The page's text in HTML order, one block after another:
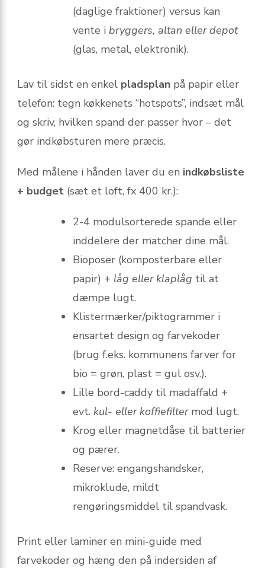
(daglige fraktioner) versus kan
vente i bryggers, altan eller depot
(glas, metal, elektronik).
Lav til sidst en enkel pladsplan på papir eller
telefon: tegn køkkenets “hotspots”, indsæt mål
og skriv, hvilken spand der passer hvor – det
gør indkøbsturen mere præcis.
Med målene i hånden laver du en indkøbsliste
+ budget (sæt et loft, fx 400 kr.):
2-4 modulsorterede spande eller
inddelere der matcher dine mål.
Bioposer (komposterbare eller
papir) + låg eller klaplåg til at
dæmpe lugt.
Klistermærker/piktogrammer i
ensartet design og farvekoder
(brug f.eks. kommunens farver for
bio = grøn, plast = gul osv.).
Lille bord-caddy til madaffald +
evt. kul- eller koffiefiltermod lugt.
Krog eller magnetdåse til batterier
og pærer.
Reserve: engangshandsker,
mikroklude, mildt
rengøringsmiddel til spandvask.
Print eller laminer en mini-guide med
farvekoder og hæng den på indersiden af